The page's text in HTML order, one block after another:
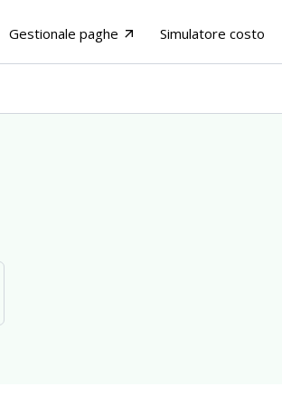
Gestionale paghe arrow_outward Simulatore costo